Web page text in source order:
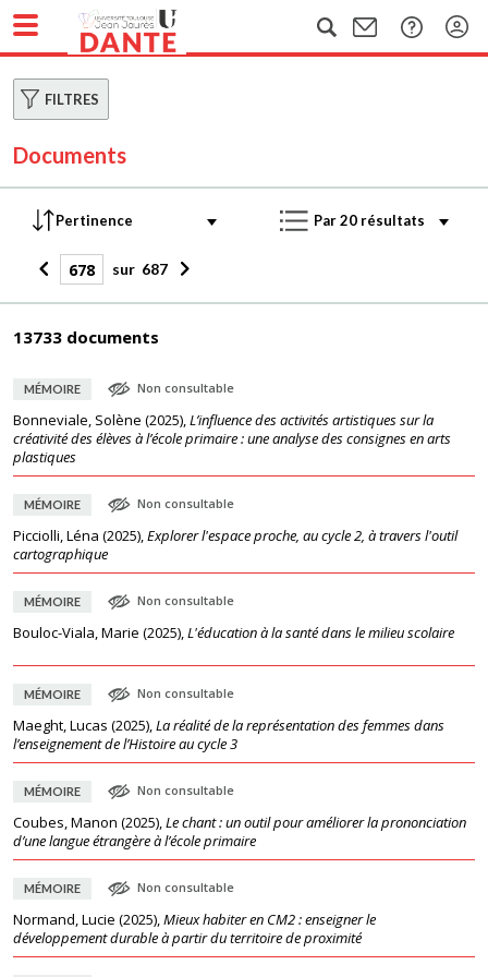
FILTRES
Documents
sur 687
13733 documents
MÉMOIRE Non consultable
Bonneviale, Solène (2025),L’influence des activités artistiques sur la
créativité des élèves à l’école primaire : une analyse des consignes en arts
plastiques
MÉMOIRE Non consultable
Picciolli, Léna (2025),Explorer l'espace proche, au cycle 2, à travers l'outil
cartographique
MÉMOIRE Non consultable
Bouloc-Viala, Marie (2025),L'éducation à la santé dans le milieu scolaire
MÉMOIRE Non consultable
Maeght, Lucas (2025),La réalité de la représentation des femmes dans
l’enseignement de l’Histoire au cycle 3
MÉMOIRE Non consultable
Coubes, Manon (2025),Le chant : un outil pour améliorer la prononciation
d’une langue étrangère à l’école primaire
MÉMOIRE Non consultable
Normand, Lucie (2025),Mieux habiter en CM2 : enseigner le
développement durable à partir du territoire de proximité